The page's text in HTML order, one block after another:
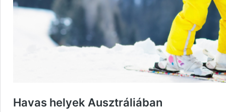
Havas helyek Ausztráliában